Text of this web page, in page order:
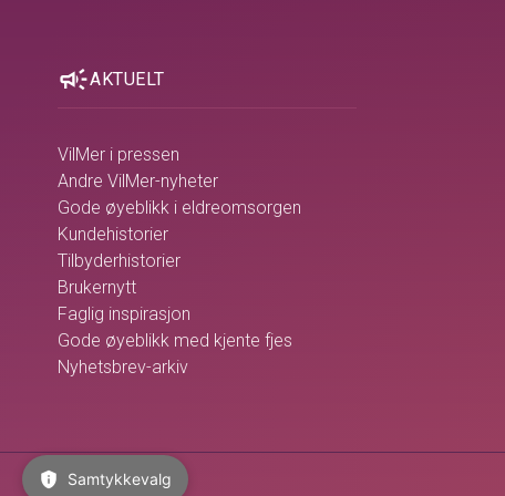
campaignAKTUELT
VilMer i pressen
Andre VilMer-nyheter
Gode øyeblikk i eldreomsorgen
Kundehistorier
Tilbyderhistorier
Brukernytt
Faglig inspirasjon
Gode øyeblikk med kjente fjes
Nyhetsbrev-arkiv
VilMer AS @ 2026
privacy_tip Samtykkevalg